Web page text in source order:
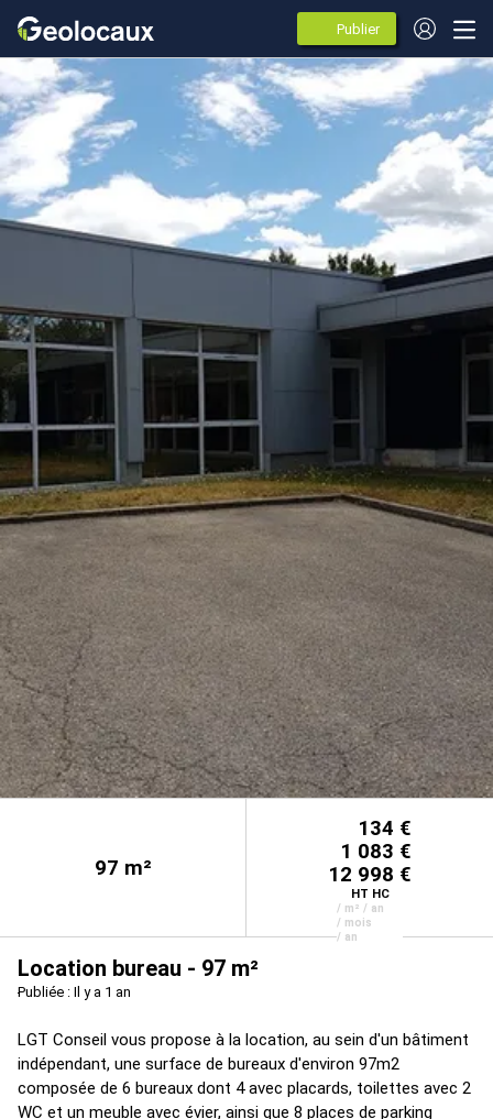
Publier
des
annonces
97 m²
134 €
1 083 €
12 998 €
HT HC
/ m² / an
/ mois
/ an
Location bureau - 97 m²
Publiée : Il y a 1 an
LGT Conseil vous propose à la location, au sein d'un bâtiment
indépendant, une surface de bureaux d'environ 97m2
composée de 6 bureaux dont 4 avec placards, toilettes avec 2
WC et un meuble avec évier, ainsi que 8 places de parking